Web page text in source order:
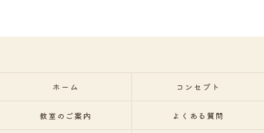
ホーム コンセプト
教室のご案内 よくある質問